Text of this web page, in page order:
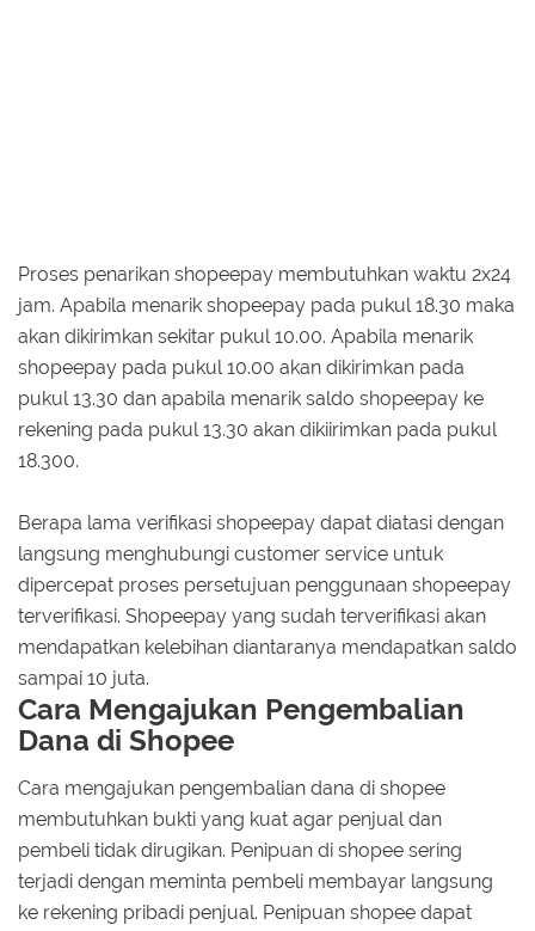
Proses penarikan shopeepay membutuhkan waktu 2x24
jam. Apabila menarik shopeepay pada pukul 18.30 maka
akan dikirimkan sekitar pukul 10.00. Apabila menarik
shopeepay pada pukul 10.00 akan dikirimkan pada
pukul 13.30 dan apabila menarik saldo shopeepay ke
rekening pada pukul 13.30 akan dikiirimkan pada pukul
18.300.
Berapa lama verifikasi shopeepay dapat diatasi dengan
langsung menghubungi customer service untuk
dipercepat proses persetujuan penggunaan shopeepay
terverifikasi. Shopeepay yang sudah terverifikasi akan
mendapatkan kelebihan diantaranya mendapatkan saldo
sampai 10 juta.
Cara Mengajukan Pengembalian
Dana di Shopee
Cara mengajukan pengembalian dana di shopee
membutuhkan bukti yang kuat agar penjual dan
pembeli tidak dirugikan. Penipuan di shopee sering
terjadi dengan meminta pembeli membayar langsung
ke rekening pribadi penjual. Penipuan shopee dapat